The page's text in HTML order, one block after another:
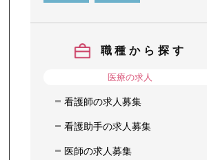
職種から探す
医療の求人
看護師の求人募集
看護助手の求人募集
医師の求人募集